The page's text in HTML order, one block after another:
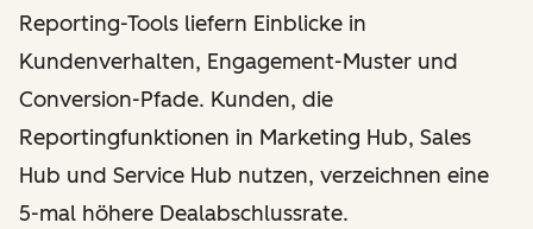
Reporting-Tools liefern Einblicke in
Kundenverhalten, Engagement-Muster und
Conversion-Pfade. Kunden, die
Reportingfunktionen in Marketing Hub, Sales
Hub und Service Hub nutzen, verzeichnen eine
5-mal höhere Dealabschlussrate.